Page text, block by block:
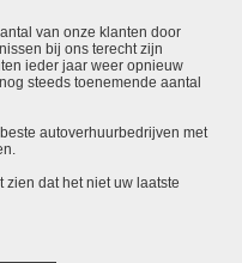
van onze klanten door
bij ons terecht zijn
ieder jaar weer opnieuw
steeds toenemende aantal
autoverhuurbedrijven met
zien dat het niet uw laatste